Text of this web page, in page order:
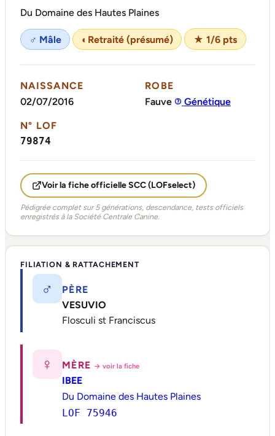
Du Domaine des Hautes Plaines
♂ Mâle ◐ Retraité (présumé) ★ 1/6 pts
NAISSANCE
02/07/2016
ROBE
Fauve
Génétique
N° LOF
79874
Voir la fiche officielle SCC (LOFselect)
Pédigrée complet sur 5 générations, descendance, tests officiels
enregistrés à la Société Centrale Canine.
FILIATION & RATTACHEMENT
♂
PÈRE
VESUVIO
Flosculi st Franciscus
♀ MÈRE → voir la fiche
IBEE
Du Domaine des Hautes Plaines
LOF 75946